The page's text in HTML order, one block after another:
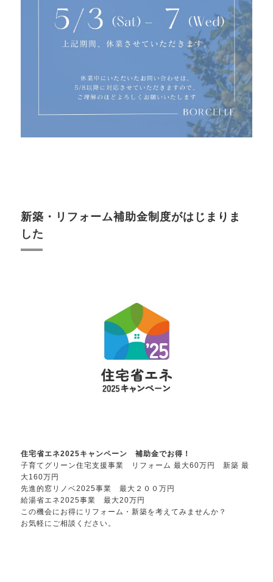
新築・リフォーム補助金制度がはじまりま
した
住宅省エネ2025キャンペーン 補助金でお得！
子育てグリーン住宅支援事業 リフォーム 最大60万円 新築 最
大160万円
先進的窓リノベ2025事業 最大２００万円
給湯省エネ2025事業 最大20万円
この機会にお得にリフォーム・新築を考えてみませんか？
お気軽にご相談ください。